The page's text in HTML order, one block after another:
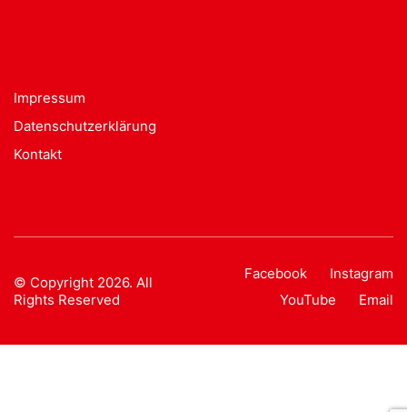
Impressum
Datenschutzerklärung
Kontakt
Facebook
Instagram
YouTube
Email
© Copyright 2026. All
Rights Reserved